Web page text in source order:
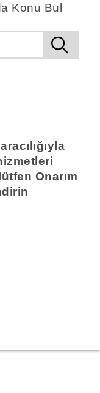
Konu Bul
Onarım